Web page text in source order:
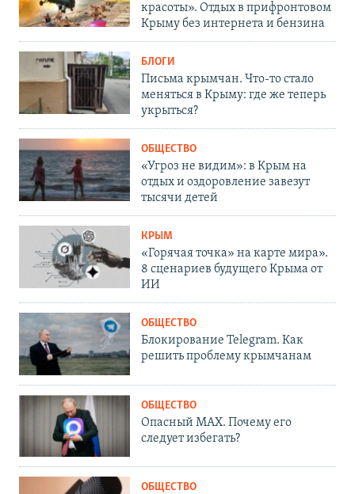
красоты». Отдых в прифронтовом
Крыму без интернета и бензина
БЛОГИ
Письма крымчан. Что-то стало
меняться в Крыму: где же теперь
укрыться?
ОБЩЕСТВО
«Угроз не видим»: в Крым на
отдых и оздоровление завезут
тысячи детей
КРЫМ
«Горячая точка» на карте мира».
8 сценариев будущего Крыма от
ИИ
ОБЩЕСТВО
Блокирование Telegram. Как
решить проблему крымчанам
ОБЩЕСТВО
Опасный MAX. Почему его
следует избегать?
ОБЩЕСТВО